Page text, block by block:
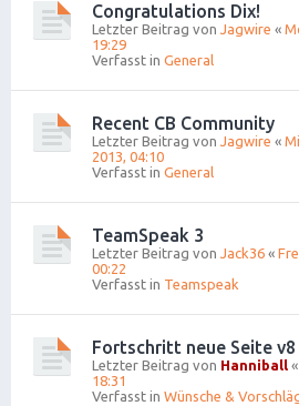
Congratulations Dix!
Letzter Beitrag von Jagwire «
19:29
Verfasst in General
Recent CB Community
Letzter Beitrag von Jagwire «
2013, 04:10
Verfasst in General
TeamSpeak 3
Letzter Beitrag von Jack36 «
00:22
Verfasst in Teamspeak
Fortschritt neue Seite v8
Letzter Beitrag von Hanniball «
18:31
Verfasst in Wünsche &